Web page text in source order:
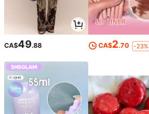
CA$49.88 CA$2.70 -23%